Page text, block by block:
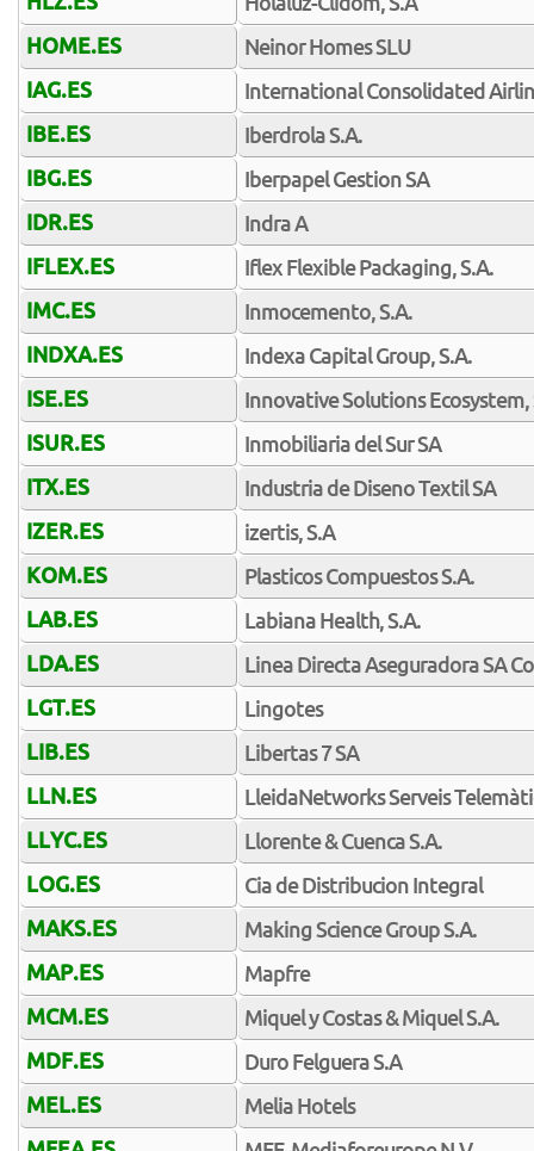
HOME.ES
Neinor Homes SLU
IAG.ES
International Consolidated
IBE.ES
Iberdrola S.A.
IBG.ES
Iberpapel Gestion SA
IDR.ES
Indra A
IFLEX.ES
Iflex Flexible Packaging, S.A.
IMC.ES
Inmocemento, S.A.
INDXA.ES
Indexa Capital Group, S.A.
ISE.ES
Innovative Solutions Ecosystem,
ISUR.ES
Inmobiliaria del Sur SA
ITX.ES
Industria de Diseno Textil SA
IZER.ES
izertis, S.A
KOM.ES
Plasticos Compuestos S.A.
LAB.ES
Labiana Health, S.A.
LDA.ES
Linea Directa Aseguradora SA
LGT.ES
Lingotes
LIB.ES
Libertas 7 SA
LLN.ES
LleidaNetworks Serveis
LLYC.ES
Llorente & Cuenca S.A.
LOG.ES
Cia de Distribucion Integral
MAKS.ES
Making Science Group S.A.
MAP.ES
Mapfre
MCM.ES
Miquel y Costas & Miquel S.A.
MDF.ES
Duro Felguera S.A
MEL.ES
Melia Hotels